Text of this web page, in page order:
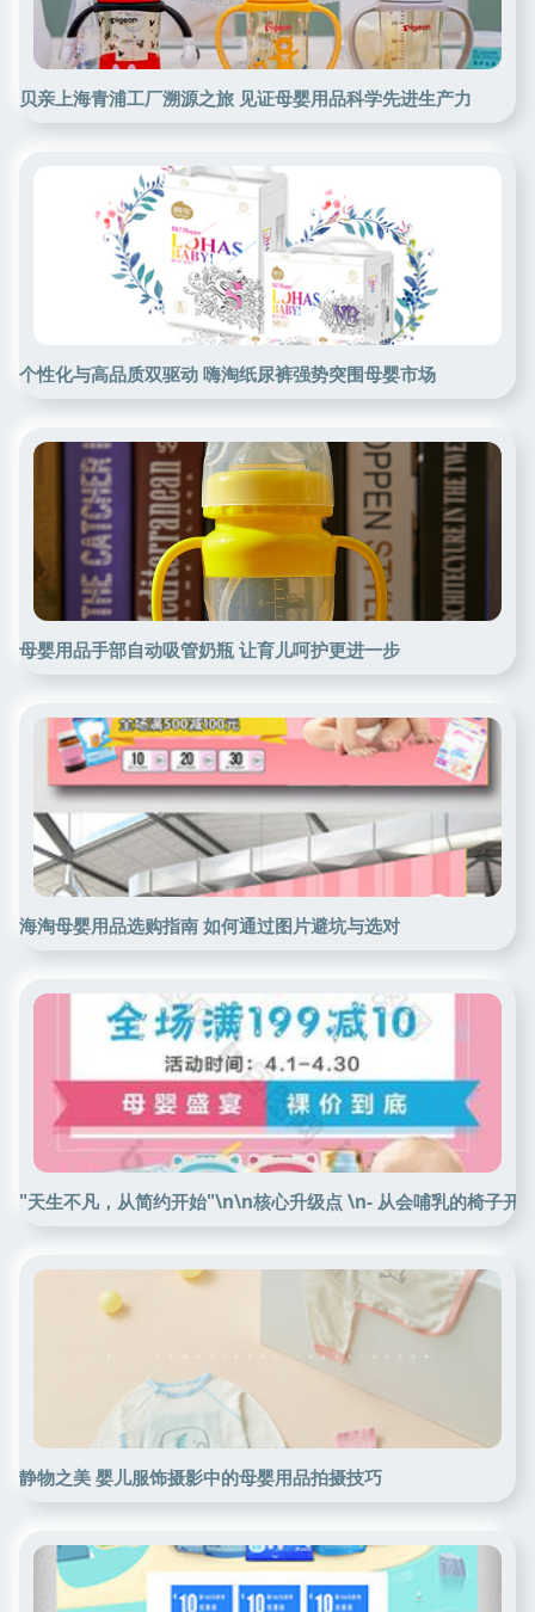
贝亲上海青浦工厂溯源之旅 见证母婴用品科学先进生产力
个性化与高品质双驱动 嗨淘纸尿裤强势突围母婴市场
母婴用品手部自动吸管奶瓶 让育儿呵护更进一步
海淘母婴用品选购指南 如何通过图片避坑与选对
"天生不凡，从简约开始"\n\n核心升级点 \n- 从会哺乳的椅
静物之美 婴儿服饰摄影中的母婴用品拍摄技巧